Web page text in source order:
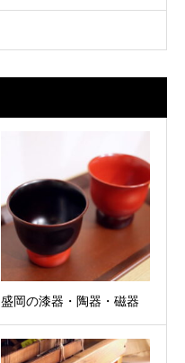
盛岡の漆器・陶器・磁器